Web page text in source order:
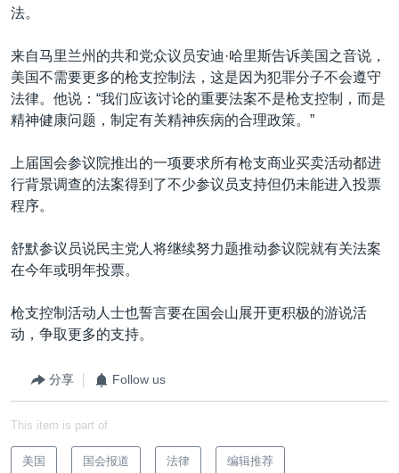
法。
来自马里兰州的共和党众议员安迪·哈里斯告诉美国之音说，
美国不需要更多的枪支控制法，这是因为犯罪分子不会遵守
法律。他说：“我们应该讨论的重要法案不是枪支控制，而是
精神健康问题，制定有关精神疾病的合理政策。”
上届国会参议院推出的一项要求所有枪支商业买卖活动都进
行背景调查的法案得到了不少参议员支持但仍未能进入投票
程序。
舒默参议员说民主党人将继续努力题推动参议院就有关法案
在今年或明年投票。
枪支控制活动人士也誓言要在国会山展开更积极的游说活
动，争取更多的支持。
分享 Follow us
This item is part of
美国 国会报道 法律 编辑推荐